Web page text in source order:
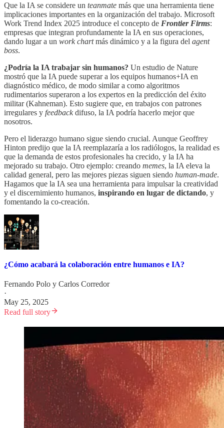
Que la IA se considere un teanmate más que una herramienta tiene
implicaciones importantes en la organización del trabajo. Microsoft
Work Trend Index 2025 introduce el concepto de Frontier Firms:
empresas que integran profundamente la IA en sus operaciones,
dando lugar a un work chartmás dinámico y a la figura del agent
boss.
¿Podría la IA trabajar sin humanos? Un estudio de Nature
mostró que la IA puede superar a los equipos humanos+IA en
diagnóstico médico, de modo similar a como algoritmos
rudimentarios superaron a los expertos en la predicción del éxito
militar (Kahneman). Esto sugiere que, en trabajos con patrones
irregulares y feedbackdifuso, la IA podría hacerlo mejor que
nosotros.
Pero el liderazgo humano sigue siendo crucial. Aunque Geoffrey
Hinton predijo que la IA reemplazaría a los radiólogos, la realidad es
que la demanda de estos profesionales ha crecido, y la IA ha
mejorado su trabajo. Otro ejemplo: creando memes, la IA eleva la
calidad general, pero las mejores piezas siguen siendo human-made.
Hagamos que la IA sea una herramienta para impulsar la creatividad
y el discernimiento humanos, inspirando en lugar de dictando, y
fomentando la co-creación.
¿Cómo acabará la colaboración entre humanos e IA?
Fernando Polo y Carlos Corredor
·
May 25, 2025
Read full story